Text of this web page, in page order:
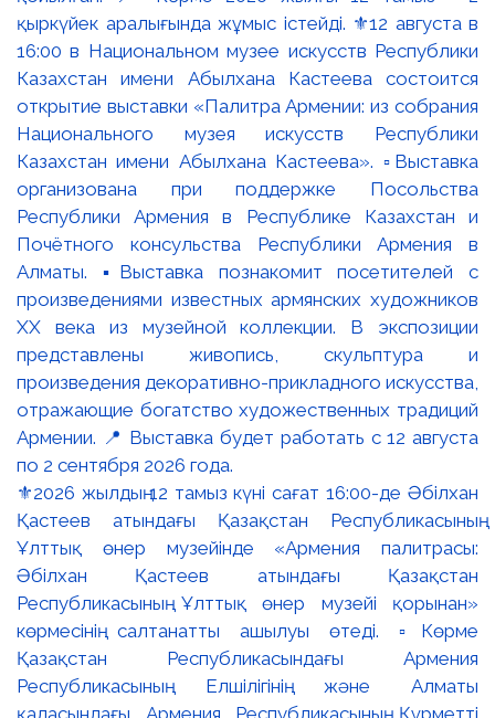
⚜️2026 жылдың 12 тамыз күні сағат 16:00-де Әбілхан
Қастеев атындағы Қазақстан Республикасының
Ұлттық өнер музейінде «Армения палитрасы:
Әбілхан Қастеев атындағы Қазақстан
Республикасының Ұлттық өнер музейі қорынан»
көрмесінің салтанатты ашылуы өтеді. ▫️Көрме
Қазақстан Республикасындағы Армения
Республикасының Елшілігінің және Алматы